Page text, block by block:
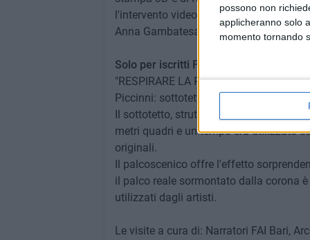
possono non
applicheranno solo
momento tornando
l'intervento video di Francesco
Anna Gambatesa.
Solo per iscritti FAI e per chi si iscriverà
"RESPIRARE LA POLVERE DEL
Piccinni: sottotetto e palcoscenico.
Il sottotetto, struttura lignea risalente
metri quadri e un tempo era utilizzato
originali.
Il palcoscenico offre l'effetto
il palco reale sormontato dalla corona
utilizzati dagli artisti.
Le visite a cura di: Narratori FAI Bari,